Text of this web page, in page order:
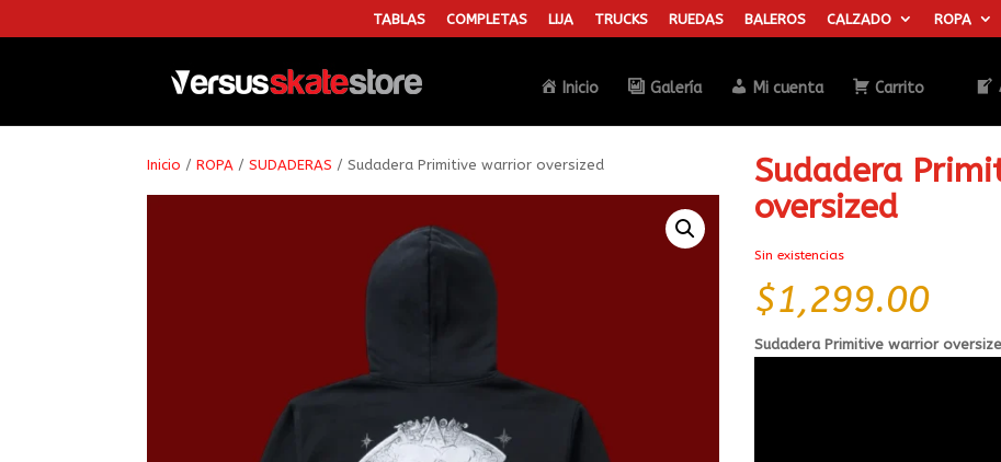
TABLAS COMPLETAS LIJA TRUCKS RUEDAS BALEROS CALZADO ROPA
Inicio Galería Mi cuenta Carrito
Búsqueda
Inicio /ROPA /SUDADERAS / Sudadera Primitive warrior oversized
Sudadera
oversized
Sin existencias
$1,299.00
Sudadera Primitive warrior